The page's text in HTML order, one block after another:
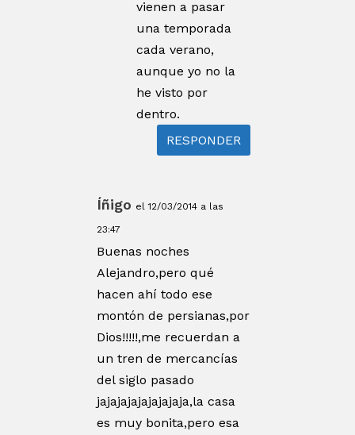
vienen a pasar
una temporada
cada verano,
aunque yo no la
he visto por
dentro.
RESPONDER
Íñigo el 12/03/2014 a las
23:47
Buenas noches
Alejandro,pero qué
hacen ahí todo ese
montón de persianas,por
Dios!!!!!,me recuerdan a
un tren de mercancías
del siglo pasado
jajajajajajajajaja,la casa
es muy bonita,pero esa